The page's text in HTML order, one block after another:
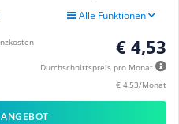
Alle Funktionen
€ 4,53
Durchschnittspreis pro Monat
€ 4,53/Monat